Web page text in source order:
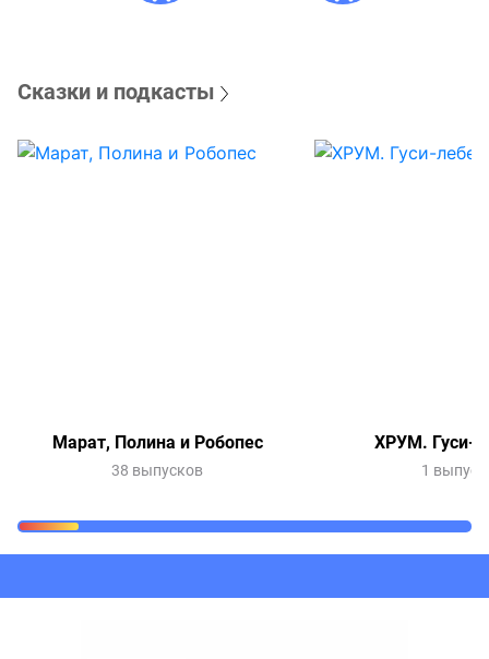
Сказки и подкасты
Марат, Полина и Робопес
38 выпусков
ХРУМ. Гуси-
1 выпуск